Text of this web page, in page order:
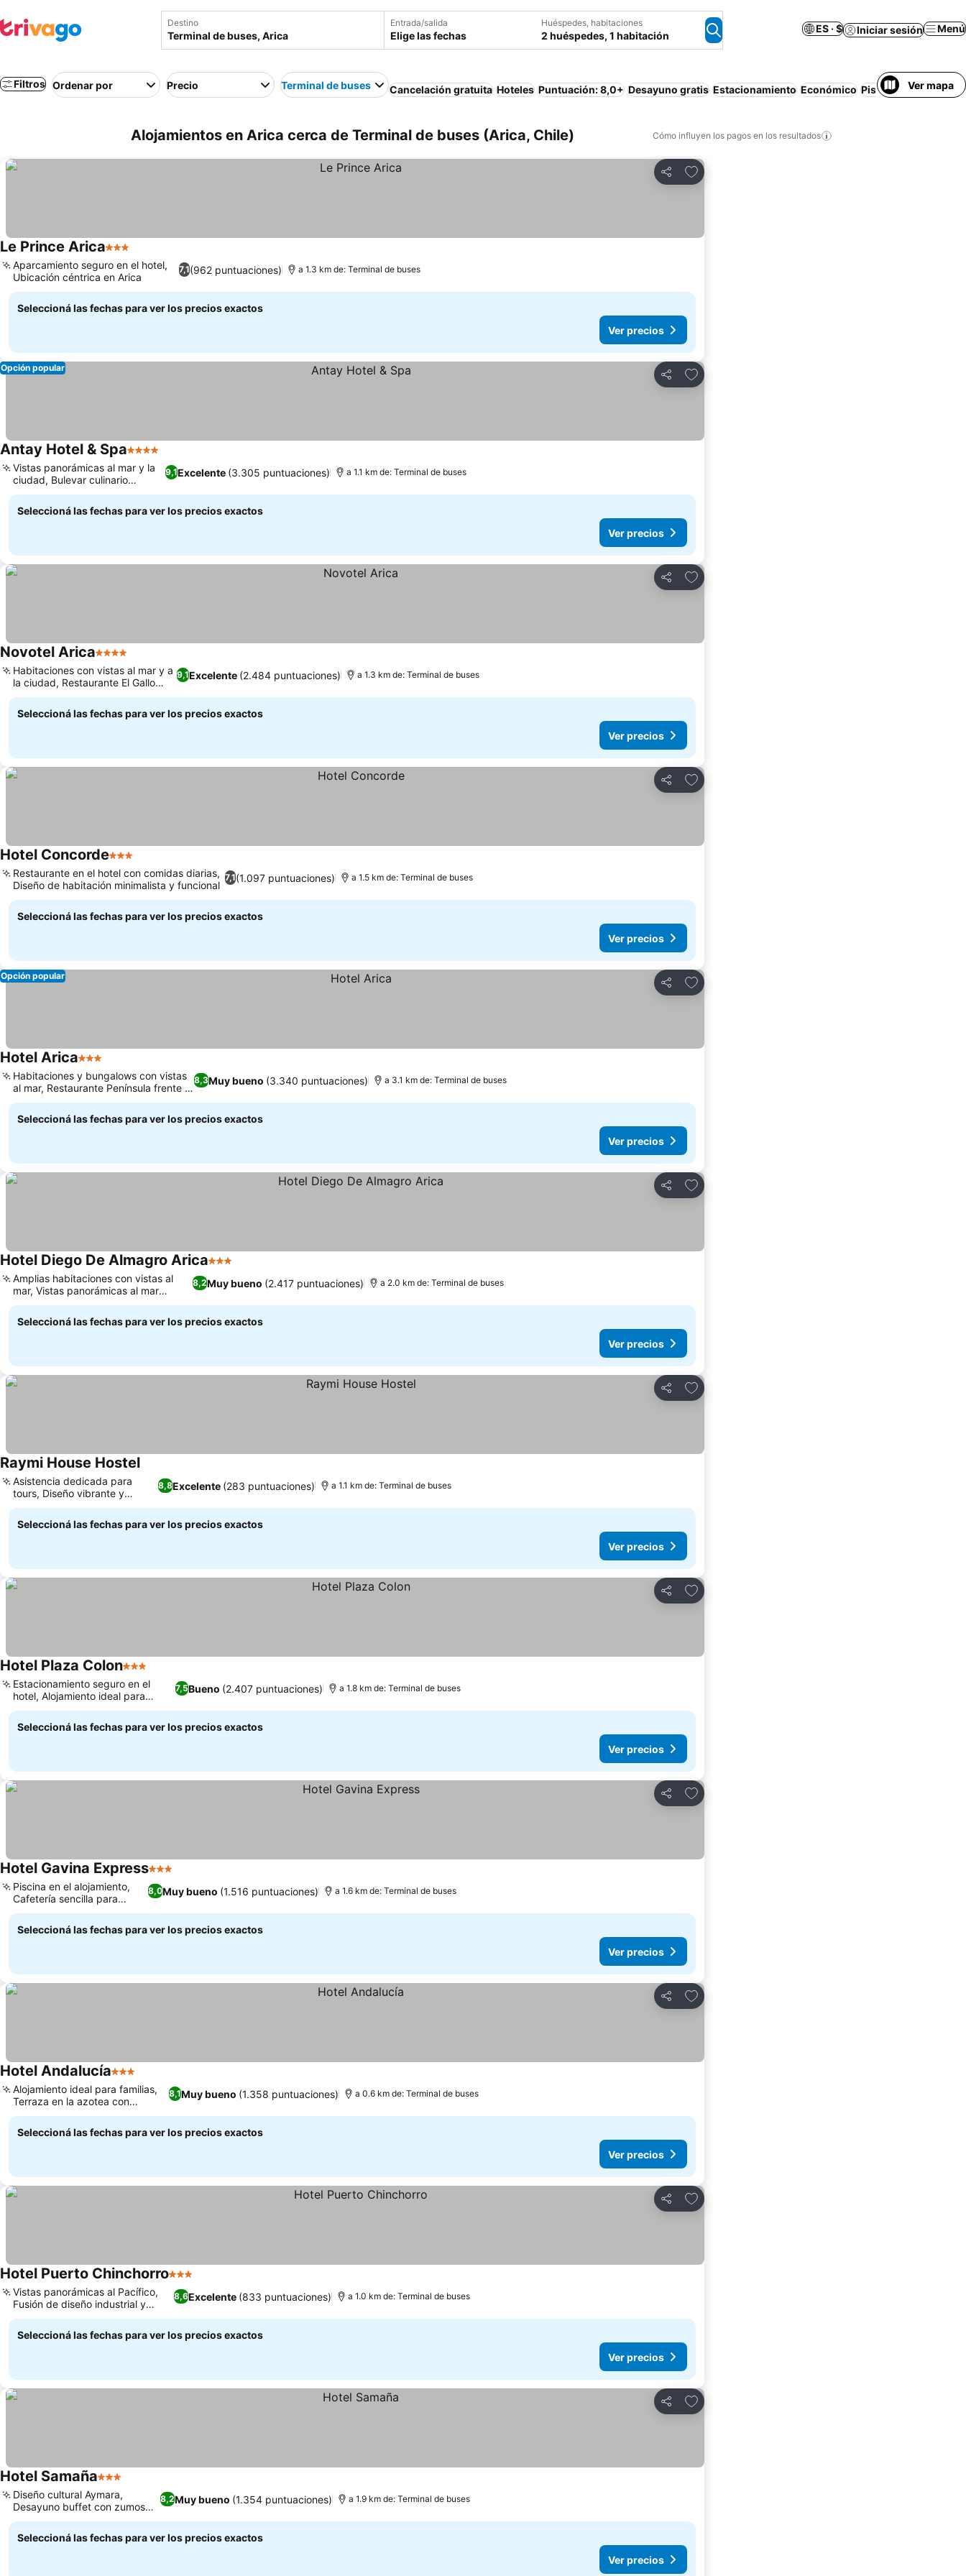
Destino Entrada/salida
Elige las fechas
Huéspedes, habitaciones
2 huéspedes, 1 habitación
ES · $ Iniciar sesión Menú
Filtros Ordenar por Precio Terminal de buses Cancelación gratuita Hoteles Puntuación: 8,0+ Desayuno gratis Estacionamiento Económico Piscina Casa o
Ver mapa
Alojamientos en Arica cerca de Terminal de buses (Arica, Chile) Cómo influyen los pagos en los resultados
Compartir
Añadir a favoritos
Le Prince Arica3 Estrellas
7,1(962 puntuaciones)
Aparcamiento seguro en el hotel,
Ubicación céntrica en Arica
a 1.3 km de: Terminal de buses
Seleccioná las fechas para ver los precios exactos
Ver precios
Compartir
Añadir a favoritos
Opción popular
Antay Hotel & Spa4 Estrellas
9,1Excelente (3.305 puntuaciones)
Vistas panorámicas al mar y la
ciudad, Bulevar culinario
variado
a 1.1 km de: Terminal de buses
Seleccioná las fechas para ver los precios exactos
Ver precios
Compartir
Añadir a favoritos
Novotel Arica4 Estrellas
9,1Excelente (2.484 puntuaciones)
Habitaciones con vistas al mar y a
la ciudad, Restaurante El Gallo
Cojo
a 1.3 km de: Terminal de buses
Seleccioná las fechas para ver los precios exactos
Ver precios
Compartir
Añadir a favoritos
Hotel Concorde3 Estrellas
7,1(1.097 puntuaciones)
Restaurante en el hotel con comidas diarias,
Diseño de habitación minimalista y funcional
a 1.5 km de: Terminal de buses
Seleccioná las fechas para ver los precios exactos
Ver precios
Compartir
Añadir a favoritos
Opción popular
Hotel Arica3 Estrellas
8,3Muy bueno (3.340 puntuaciones)
Habitaciones y bungalows con vistas
al mar, Restaurante Península frente a
la playa
a 3.1 km de: Terminal de buses
Seleccioná las fechas para ver los precios exactos
Ver precios
Compartir
Añadir a favoritos
Hotel Diego De Almagro Arica3 Estrellas
8,2Muy bueno (2.417 puntuaciones)
Amplias habitaciones con vistas al
mar, Vistas panorámicas al mar
mientras comes
a 2.0 km de: Terminal de buses
Seleccioná las fechas para ver los precios exactos
Ver precios
Compartir
Añadir a favoritos
Raymi House HostelVer precios
8,8Excelente (283 puntuaciones)
Asistencia dedicada para
tours, Diseño vibrante y
colorido
a 1.1 km de: Terminal de buses
Seleccioná las fechas para ver los precios exactos
Ver precios
Compartir
Añadir a favoritos
Hotel Plaza Colon3 Estrellas
7,5Bueno (2.407 puntuaciones)
Estacionamiento seguro en el
hotel, Alojamiento ideal para
familias
a 1.8 km de: Terminal de buses
Seleccioná las fechas para ver los precios exactos
Ver precios
Compartir
Añadir a favoritos
Hotel Gavina Express3 Estrellas
8,0Muy bueno (1.516 puntuaciones)
Piscina en el alojamiento,
Cafetería sencilla para
comer
a 1.6 km de: Terminal de buses
Seleccioná las fechas para ver los precios exactos
Ver precios
Compartir
Añadir a favoritos
Hotel Andalucía3 Estrellas
8,1Muy bueno (1.358 puntuaciones)
Alojamiento ideal para familias,
Terraza en la azotea con
barbacoa
a 0.6 km de: Terminal de buses
Seleccioná las fechas para ver los precios exactos
Ver precios
Compartir
Añadir a favoritos
Hotel Puerto Chinchorro3 Estrellas
8,6Excelente (833 puntuaciones)
Vistas panorámicas al Pacífico,
Fusión de diseño industrial y
rústico
a 1.0 km de: Terminal de buses
Seleccioná las fechas para ver los precios exactos
Ver precios
Compartir
Añadir a favoritos
Hotel Samaña3 Estrellas
8,2Muy bueno (1.354 puntuaciones)
Diseño cultural Aymara,
Desayuno buffet con zumos
naturales
a 1.9 km de: Terminal de buses
Seleccioná las fechas para ver los precios exactos
Ver precios